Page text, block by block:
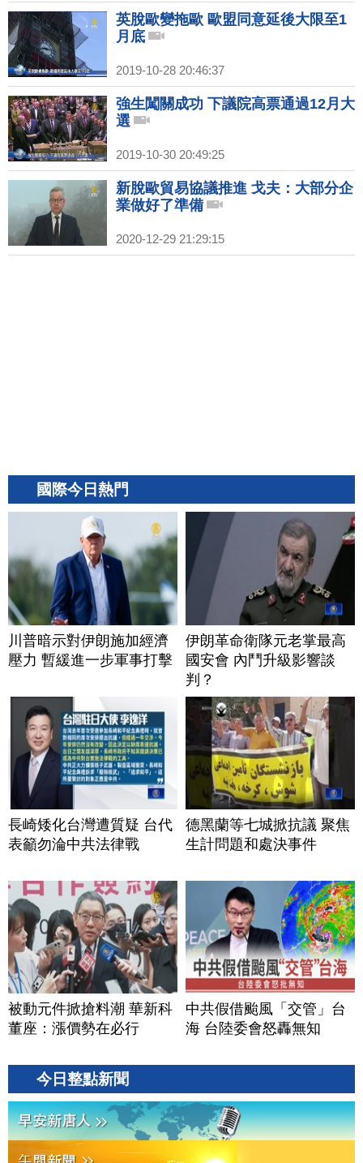
英脫歐變拖歐 歐盟同意延後大限至1
月底
2019-10-28 20:46:37
強生闖關成功 下議院高票通過12月大
選
2019-10-30 20:49:25
新脫歐貿易協議推進 戈夫：大部分企
業做好了準備
2020-12-29 21:29:15
國際今日熱門
川普暗示對伊朗施加經濟
壓力 暫緩進一步軍事打擊
伊朗革命衛隊元老掌最高
國安會 內鬥升級影響談
判？
長崎矮化台灣遭質疑 台代
表籲勿淪中共法律戰
德黑蘭等七城掀抗議 聚焦
生計問題和處決事件
被動元件掀搶料潮 華新科
董座：漲價勢在必行
中共假借颱風「交管」台
海 台陸委會怒轟無知
今日整點新聞